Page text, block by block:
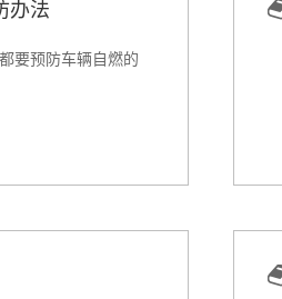
办法
要预防车辆自燃的